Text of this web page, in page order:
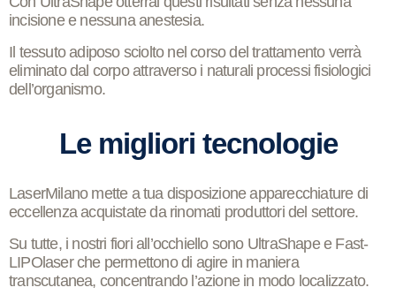
incisionee nessuna anestesia.
Il tessuto adiposo sciolto nel corso del trattamento verrà
eliminato dal corpo attraverso i naturali processi fisiologici
dell’organismo.
Le migliori tecnologie
LaserMilanomette a tua disposizione apparecchiature di
eccellenza acquistate da rinomati produttori del settore.
Su tutte, i nostri fiori all’occhiello sono UltraShapee Fast-
LIPOlaserche permettono di agire in maniera
transcutanea, concentrando l’azione in modo localizzato.